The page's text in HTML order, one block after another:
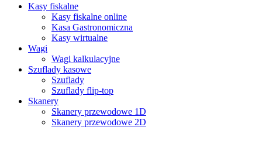
Kasy fiskalne
Kasy fiskalne online
Kasa Gastronomiczna
Kasy wirtualne
Wagi
Wagi kalkulacyjne
Szuflady kasowe
Szuflady
Szuflady flip-top
Skanery
Skanery przewodowe 1D
Skanery przewodowe 2D